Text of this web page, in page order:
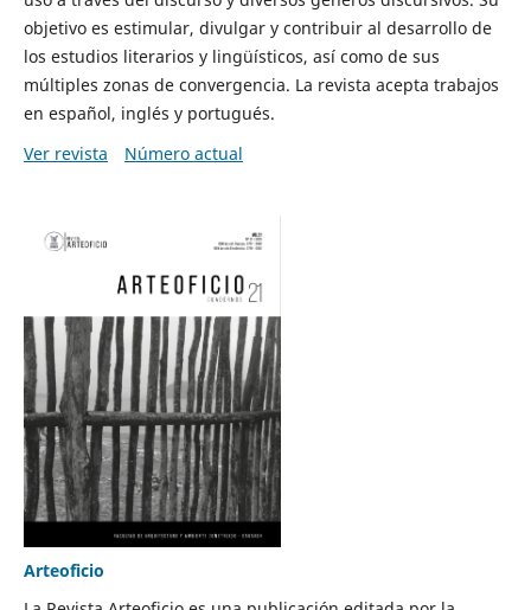
objetivo es estimular, divulgar y contribuir al desarrollo de
los estudios literarios y lingüísticos, así como de sus
múltiples zonas de convergencia. La revista acepta trabajos
en español, inglés y portugués.
Ver revista
Número actual
Arteoficio